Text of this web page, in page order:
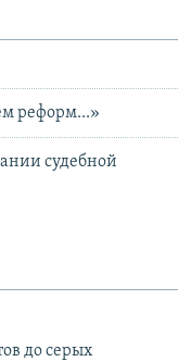
реформ...»
судебной
до серых